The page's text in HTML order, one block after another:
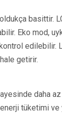
basittir.
Eko mod,
edilebilir.
getirir.
daha
tüketimi